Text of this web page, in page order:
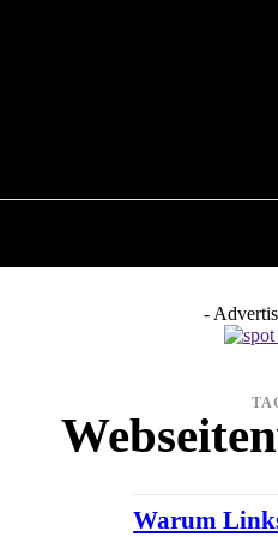
-
Warum